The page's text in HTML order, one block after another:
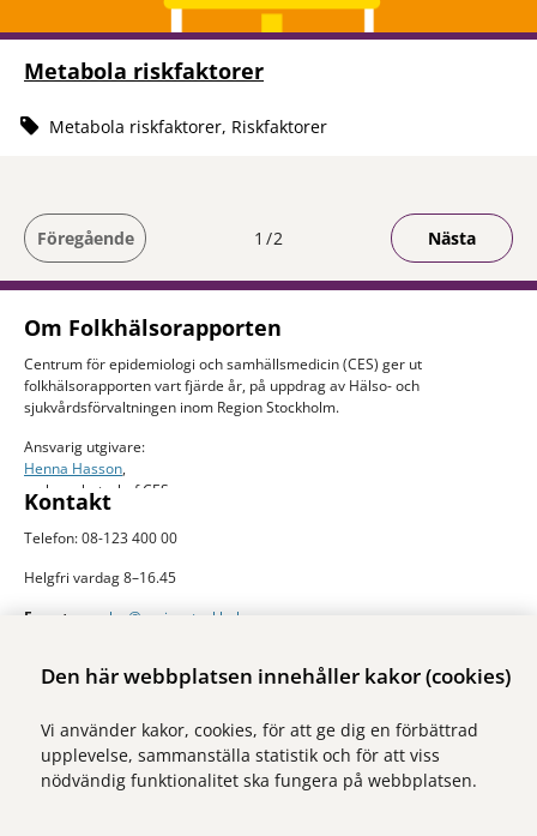
Den här webbplatsen innehåller kakor (cookies)
Vi använder kakor, cookies, för att ge dig en förbättrad
upplevelse, sammanställa statistik och för att viss
nödvändig funktionalitet ska fungera på webbplatsen.
Metabola riskfaktorer
Metabola riskfaktorer, Riskfaktorer
Föregående Du är på sida
1 2 Nästa
Om Folkhälsorapporten
Centrum för epidemiologi och samhällsmedicin (CES) ger ut
folkhälsorapporten vart fjärde år, på uppdrag av Hälso- och
sjukvårdsförvaltningen inom Region Stockholm.
Ansvarig utgivare:
Henna Hasson,
verksamhetschef CES
Kontakt
Telefon: 08-123 400 00
Helgfri vardag 8–16.45
E-post:
ces.slso@regionstockholm.se
Mer folkhälsodata
Stockholms län. Sidan drivs av Centrum för epidemiologi och
samhällsmedicin inom Region Stockholm.
Besök webbplatsen